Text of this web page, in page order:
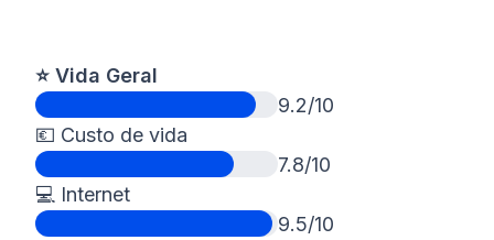
⭐️ Vida Geral
9.2/10
💶 Custo de vida
7.8/10
💻 Internet
9.5/10